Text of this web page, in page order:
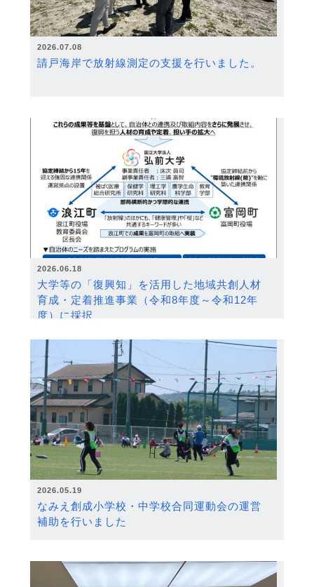
2026.07.08
請戸海岸で放射線測定の支援を行いました。
2026.06.18
大学等の「復興知」を活用した地域共創人材
育成・定着推進事業（令和8年度～令和12年
度）に採択
2026.05.19
なみえ創成小学校・中学校合同運動会の運営
補助を行いました